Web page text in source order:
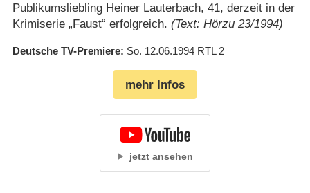
Publikumsliebling Heiner Lauterbach, 41, derzeit in der
Krimiserie „Faust“ erfolgreich. (Text: Hörzu 23/1994)
Deutsche TV-Premiere So. 12.06.1994 RTL 2
mehr Infos
jetzt ansehen